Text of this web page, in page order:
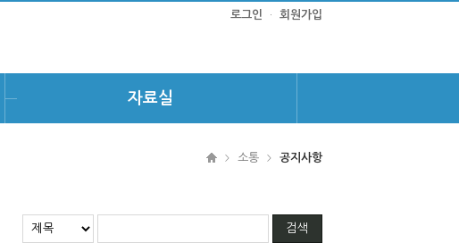
자료실
로그인 · 회원가입
> 소통 > 공지사항